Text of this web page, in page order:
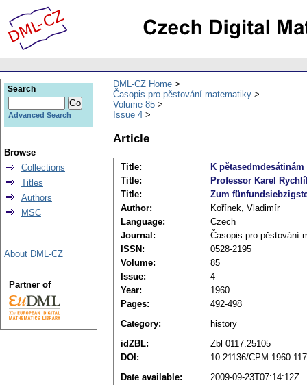
DML-CZ Home
Časopis pro pěstování matematiky
Volume 85
Issue 4
Article
Title:
K
Title:
Professor Karel
Title:
Zum
Author:
Kořínek, Vladimír
Language:
Czech
Journal:
Časopis pro pěstování
ISSN:
0528-2195
Volume:
85
Issue:
4
Year:
1960
Pages:
492-498
Category:
history
idZBL:
Zbl 0117.25105
DOI:
10.21136/
Date available:
2009-09-23T07:14:12Z
Search
Advanced Search
Browse
Collections
Titles
Authors
MSC
About DML-CZ
Partner of